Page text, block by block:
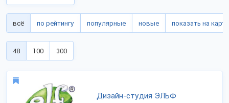
всё по рейтингу популярные новые показать на карте
48 100 300
Дизайн-студия ЭЛЬФ